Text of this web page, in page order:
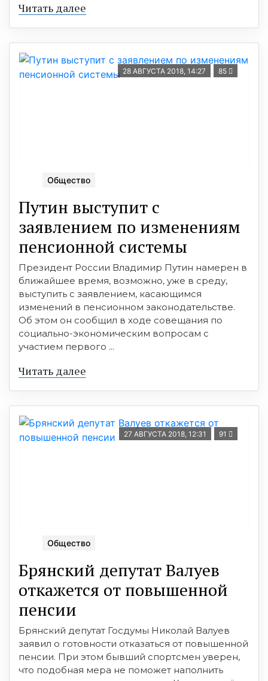
Читать далее
28 АВГУСТА 2018, 14:27 85
Общество
Путин выступит с
заявлением по изменениям
пенсионной системы
Президент России Владимир Путин намерен в
ближайшее время, возможно, уже в среду,
выступить с заявлением, касающимся
изменений в пенсионном законодательстве.
Об этом он сообщил в ходе совещания по
социально-экономическим вопросам с
участием первого ...
Читать далее
27 АВГУСТА 2018, 12:31 91
Общество
Брянский депутат Валуев
откажется от повышенной
пенсии
Брянский депутат Госдумы Николай Валуев
заявил о готовности отказаться от повышенной
пенсии. При этом бывший спортсмен уверен,
что подобная мера не поможет наполнить